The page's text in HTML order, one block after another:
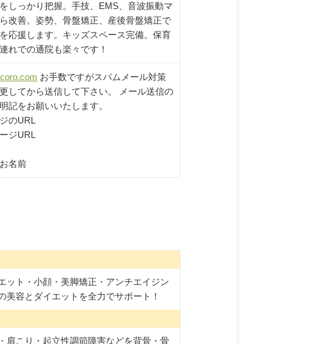
しっかり把握。手技、EMS、音波振動マ
改善。姿勢、骨盤矯正、産後骨盤矯正で
応援します。キッズスペース完備。保育
れでの通院も楽々です！
お手数ですがスパムメール対策
してから送信して下さい。 メール送信の
記をお願いいたします。
のURL
ジURL
名前
ット・小顔・美脚矯正・アンチエイジン
容とダイエットを全力でサポート！
肩こり・起立性調節障害などを背骨・骨